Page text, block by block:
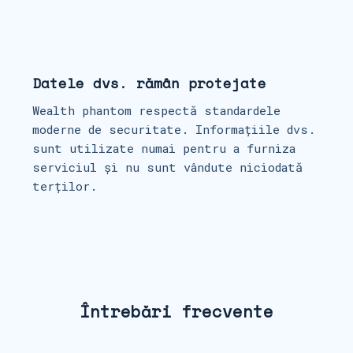
Datele dvs. rămân protejate
Wealth phantom respectă standardele
moderne de securitate. Informațiile dvs.
sunt utilizate numai pentru a furniza
serviciul și nu sunt vândute niciodată
terților.
Întrebări frecvente